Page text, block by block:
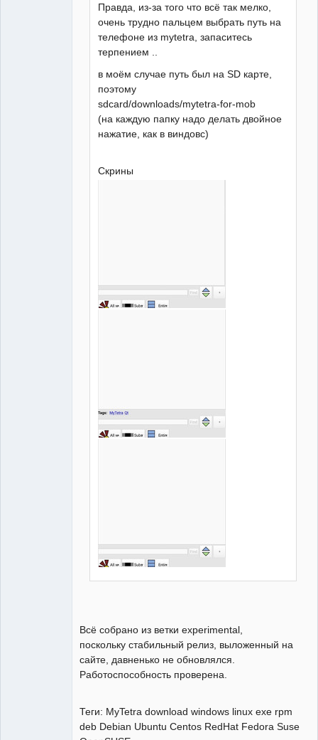
Правда, из-за того что всё так мелко,
очень трудно пальцем выбрать путь на
телефоне из mytetra, запаситесь
терпением ..
в моём случае путь был на SD карте,
поэтому
sdcard/downloads/mytetra-for-mob
(на каждую папку надо делать двойное
нажатие, как в виндовс)
Скрины
Всё собрано из ветки experimental,
поскольку стабильный релиз, выложенный на
сайте, давненько не обновлялся.
Работоспособность проверена.
Теги: MyTetra download windows linux exe rpm
deb Debian Ubuntu Centos RedHat Fedora Suse